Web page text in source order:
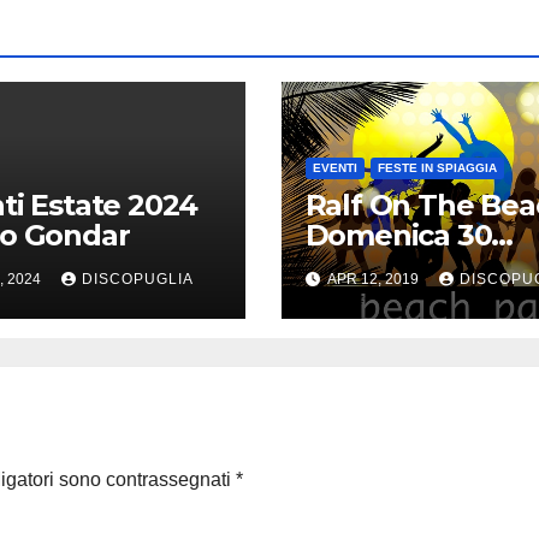
Estate 2024
Gondar
2024 DISCOPUGLIA
EVENTI FESTE IN SPIAGGIA
Ralf On The
Domenica 30
Giugno 2019
Delle Sirene
APR 12, 2019
sono contrassegnati *